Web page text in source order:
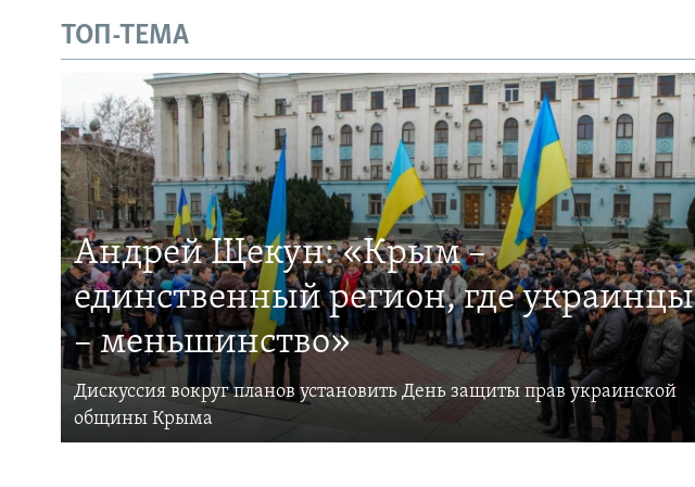
ТОП-ТЕМА
Андрей Щекун: «Крым –
единственный регион, где украинцы
– меньшинство»
Дискуссия вокруг планов установить День защиты прав украинской
общины Крыма